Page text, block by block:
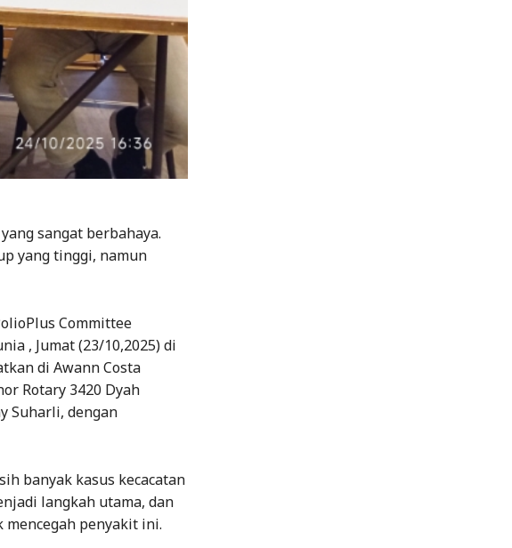
sangat berbahaya.
yang tinggi, namun
Committee
, Jumat (23/10,2025) di
di Awann Costa
Rotary 3420 Dyah
Suharli, dengan
banyak kasus kecacatan
langkah utama, dan
penyakit ini.